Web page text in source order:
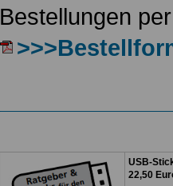
Bestellungen
USB-
22,50